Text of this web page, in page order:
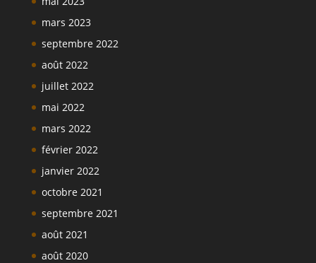
mars 2023
septembre 2022
août 2022
juillet 2022
mai 2022
mars 2022
février 2022
janvier 2022
octobre 2021
septembre 2021
août 2021
août 2020